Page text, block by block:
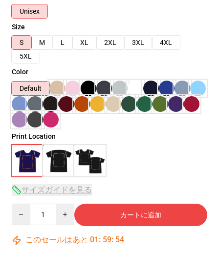
Unisex
Size
S
M L XL 2XL 3XL
4XL
5XL
Color
Default
Print Location
サイズガイドを見る
カートに追加
このセールはあと 01 : 59: 54